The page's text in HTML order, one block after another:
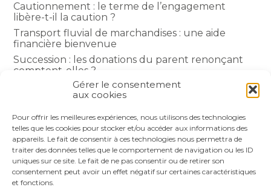
Gérer le consentement
aux cookies
Pour offrir les meilleures expériences, nous utilisons des technologies
telles que les cookies pour stocker et/ou accéder aux informations des
appareils. Le fait de consentir à ces technologies nous permettra de
traiter des données telles que le comportement de navigation ou les ID
uniques sur ce site. Le fait de ne pas consentir ou de retirer son
consentement peut avoir un effet négatif sur certaines caractéristiques
et fonctions.
Cautionnement : le terme de l’engagement
libère-t-il la caution ?
Transport fluvial de marchandises : une aide
financière bienvenue
Succession : les donations du parent renonçant
comptent-elles ?
Encadrement des loyers : une année de plus
COMMENTAIRES RÉCENTS